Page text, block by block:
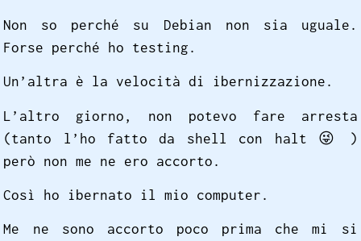
Non so perché su Debian non sia uguale.
Forse perché ho testing.
Un’altra è la velocità di ibernizzazione.
L’altro giorno, non potevo fare arresta
(tanto l’ho fatto da shell con halt 😜
)
però non me ne ero accorto.
Così ho ibernato il mio computer.
Me ne sono accorto poco prima che mi si